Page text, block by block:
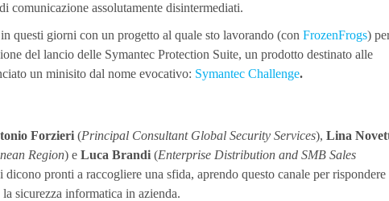
comunicazione assolutamente disintermediati.
questi giorni con un progetto al quale sto lavorando (con FrozenFrogs)
del lancio delle Symantec Protection Suite, un prodotto destinato alle
un minisito dal nome evocativo: Symantec Challenge.
Forzieri (Principal Consultant Global Security Services), Lina
Region) e Luca Brandi (Enterprise Distribution and SMB Sales
dicono pronti a raccogliere una sfida, aprendo questo canale per rispondere
sicurezza informatica in azienda.